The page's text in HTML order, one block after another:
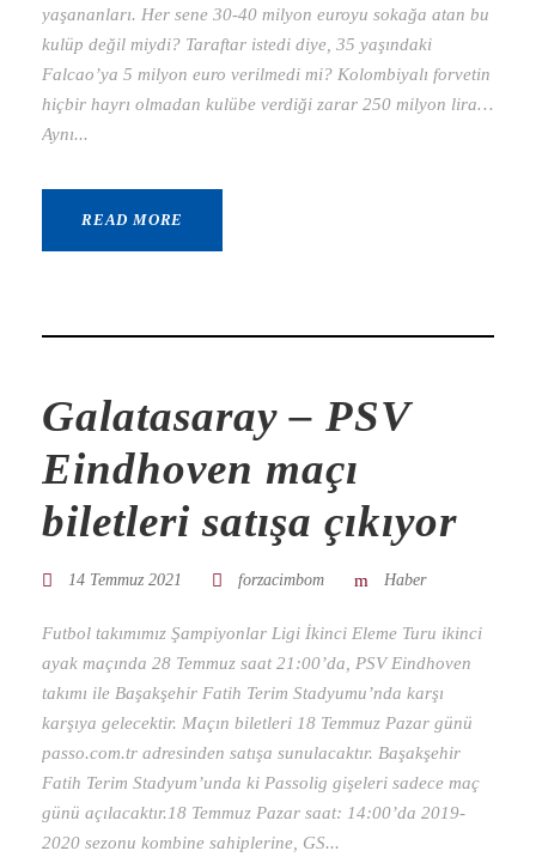
yaşananları. Her sene 30-40 milyon euroyu sokağa atan bu
kulüp değil miydi? Taraftar istedi diye, 35 yaşındaki
Falcao’ya 5 milyon euro verilmedi mi? Kolombiyalı forvetin
hiçbir hayrı olmadan kulübe verdiği zarar 250 milyon lira…
Aynı...
READ MORE
Galatasaray – PSV
Eindhoven maçı
biletleri satışa çıkıyor
14 Temmuz 2021 forzacimbom Haber
Futbol takımımız Şampiyonlar Ligi İkinci Eleme Turu ikinci
ayak maçında 28 Temmuz saat 21:00’da, PSV Eindhoven
takımı ile Başakşehir Fatih Terim Stadyumu’nda karşı
karşıya gelecektir. Maçın biletleri 18 Temmuz Pazar günü
passo.com.tr adresinden satışa sunulacaktır. Başakşehir
Fatih Terim Stadyum’unda ki Passolig gişeleri sadece maç
günü açılacaktır.18 Temmuz Pazar saat: 14:00’da 2019-
2020 sezonu kombine sahiplerine, GS...